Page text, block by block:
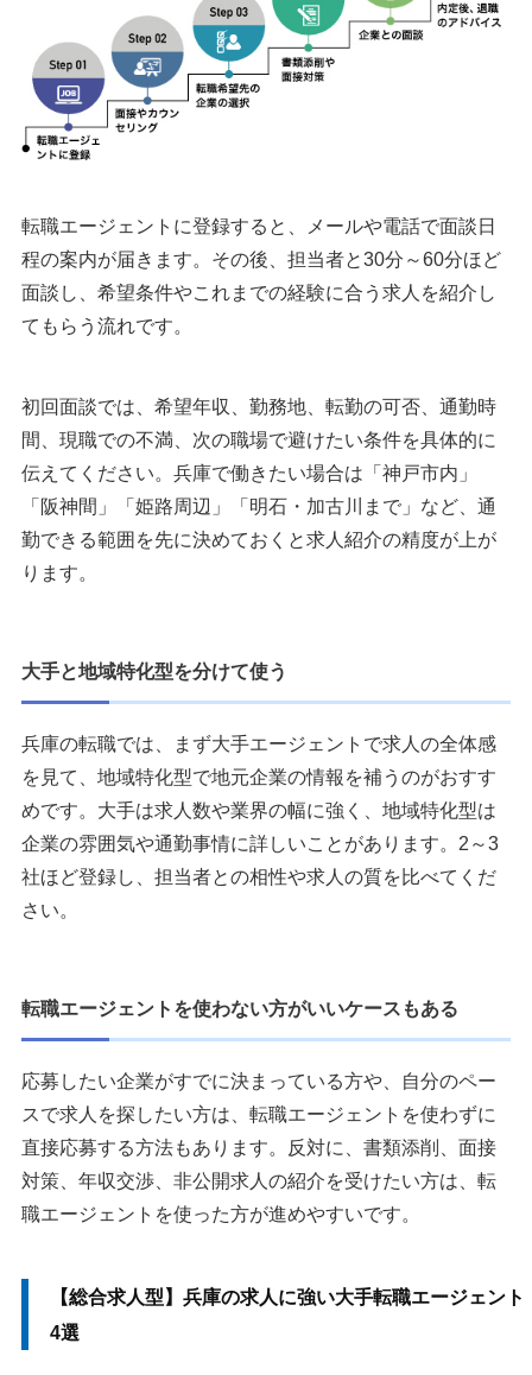
転職エージェントに登録すると、メールや電話で面談日
程の案内が届きます。その後、担当者と30分～60分ほど
面談し、希望条件やこれまでの経験に合う求人を紹介し
てもらう流れです。
初回面談では、希望年収、勤務地、転勤の可否、通勤時
間、現職での不満、次の職場で避けたい条件を具体的に
伝えてください。兵庫で働きたい場合は「神戸市内」
「阪神間」「姫路周辺」「明石・加古川まで」など、通
勤できる範囲を先に決めておくと求人紹介の精度が上が
ります。
大手と地域特化型を分けて使う
兵庫の転職では、まず大手エージェントで求人の全体感
を見て、地域特化型で地元企業の情報を補うのがおすす
めです。大手は求人数や業界の幅に強く、地域特化型は
企業の雰囲気や通勤事情に詳しいことがあります。2～3
社ほど登録し、担当者との相性や求人の質を比べてくだ
さい。
転職エージェントを使わない方がいいケースもある
応募したい企業がすでに決まっている方や、自分のペー
スで求人を探したい方は、転職エージェントを使わずに
直接応募する方法もあります。反対に、書類添削、面接
対策、年収交渉、非公開求人の紹介を受けたい方は、転
職エージェントを使った方が進めやすいです。
【総合求人型】兵庫の求人に強い大手転職エージェント
4選